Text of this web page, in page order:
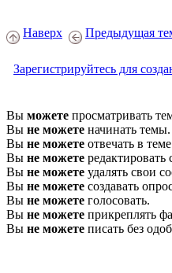
Наверх Предыдущая
Зарегистрируйтесь для
Вы можете просматривать
Вы не можете начинать темы.
Вы не можете отвечать в
Вы не можете
Вы не можете удалять свои
Вы не можете создавать
Вы не можете голосовать.
Вы не можете прикреплять
Вы не можете писать без